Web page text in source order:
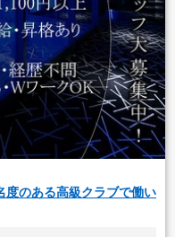
度のある高級クラブで働い